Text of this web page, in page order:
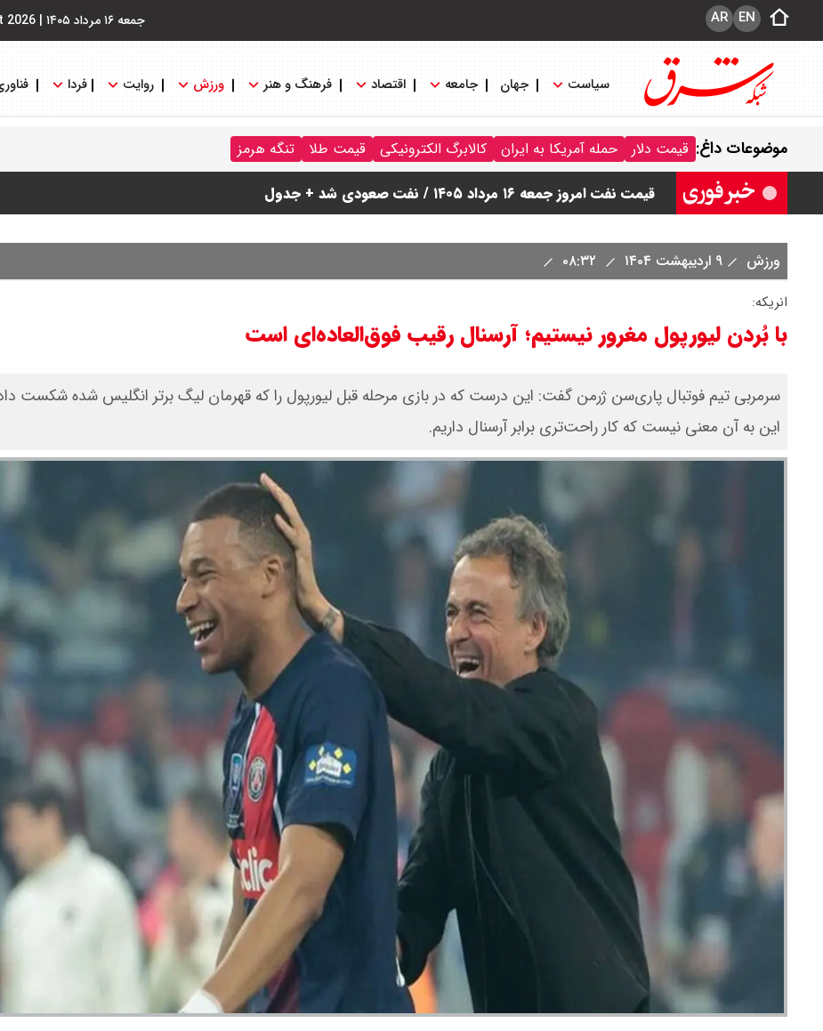
جمعه ۱۶ مرداد ۱۴۰۵ |
2026 EN
AR
سیاست جهان جامعه اقتصاد فرهنگ و هنر ورزش روایت فردا
موضوعات داغ: قیمت دلار حمله آمریکا به ایران کالابرگ الکترونیکی قیمت طلا تنگه هرمز
قیمت طلا ۲۴ عیار امروز جمعه ۱۶ مرداد ۱۴۰۵/ صعود طلا ادامه‌دار شد
قیمت طلا ۱۸ عیار امروز جمعه ۱۶ مرداد ۱۴۰۵ اعلام شد/ طلا بر مدار صعود
قیمت نفت امروز جمعه ۱۶ مرداد ۱۴۰۵ / نفت صعودی شد + جدول
جزئیات عرضه اولیه احیا در فرابورس اعلام شد
ورزش ۹ اردیبهشت ۱۴۰۴
انریکه:
با بُردن لیورپول مغرور نیستیم؛ آرسنال رقیب فوق‌العاده‌ای است
سرمربی تیم فوتبال پاری‌سن ژرمن گفت: این درست که در بازی مرحله قبل لیورپول را که قهرمان لیگ برتر انگلیس شده شکست
این به آن معنی نیست که کار راحت‌تری برابر آرسنال داریم.